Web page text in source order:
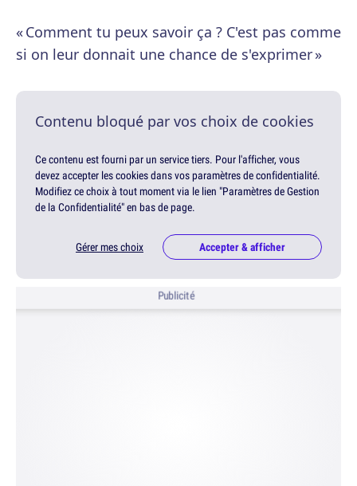
« Comment tu peux savoir ça ? C'est pas comme
si on leur donnait une chance de s'exprimer »
Contenu bloqué par vos choix de cookies
Ce contenu est fourni par un service tiers. Pour l'afficher, vous
devez accepter les cookies dans vos paramètres de confidentialité.
Modifiez ce choix à tout moment via le lien "Paramètres de Gestion
de la Confidentialité" en bas de page.
Gérer mes choix Accepter & afficher
Publicité